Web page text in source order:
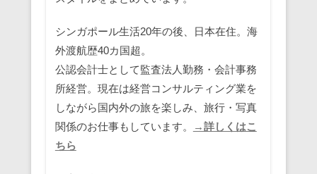
シンガポール生活20年の後、日本在住。海
外渡航歴40カ国超。
公認会計士として監査法人勤務・会計事務
所経営。現在は経営コンサルティング業を
しながら国内外の旅を楽しみ、旅行・写真
関係のお仕事もしています。
→詳しくはこ
ちら